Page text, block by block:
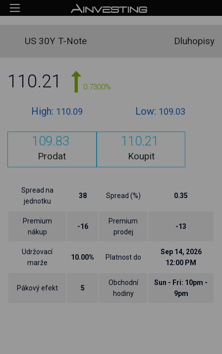
US 30Y T-Note Dluhopisy
110.21 0.7300%
High: 110.09 Low: 109.03
109.83
Prodat
110.21
Koupit
Spread na
jednotku
38 Spread (%) 0.35
Premium
nákup
-16
Premium
prodej
-13
Udržovací
marže
10.00% Platnost do
Sep 14, 2026
12:00 PM
Pákový efekt 5
Obchodní
hodiny
Sun - Fri: 10pm -
9pm